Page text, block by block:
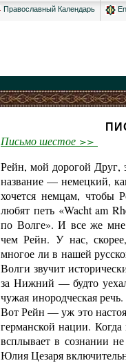
Православный Календарь
Письмо шестое >>
Рейн, мой дорогой
название — немецкий,
хочется немцам, чтобы
любят петь «Wacht am
по Волге». И все же мне
чем Рейн. У нас,
многое ли в нашей
Волги звучит
за Нижний — будто
чужая инородческая
Вот Рейн — уж это
германской нации.
всплывает в сознании
Юлия Цезаря